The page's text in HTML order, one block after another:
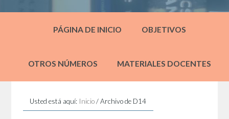
PÁGINA DE INICIO OBJETIVOS
OTROS NÚMEROS MATERIALES DOCENTES
Usted está aquí: Inicio /Archivo de D14